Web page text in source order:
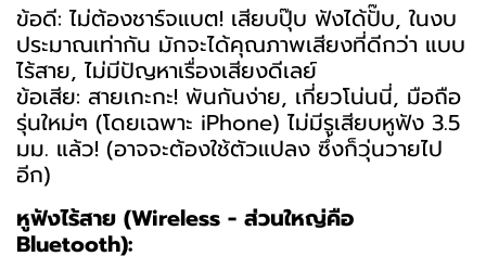
ข้อดี: ไม่ต้องชาร์จแบต! เสียบปุ๊บ ฟังได้ปั๊บ, ในงบ
ประมาณเท่ากัน มักจะได้คุณภาพเสียงที่ดีกว่า แบบ
ไร้สาย, ไม่มีปัญหาเรื่องเสียงดีเลย์
ข้อเสีย: สายเกะกะ! พันกันง่าย, เกี่ยวโน่นนี่, มือถือ
รุ่นใหม่ๆ (โดยเฉพาะ iPhone) ไม่มีรูเสียบหูฟัง 3.5
มม. แล้ว! (อาจจะต้องใช้ตัวแปลง ซึ่งก็วุ่นวายไป
อีก)
หูฟังไร้สาย (Wireless - ส่วนใหญ่คือ
Bluetooth):